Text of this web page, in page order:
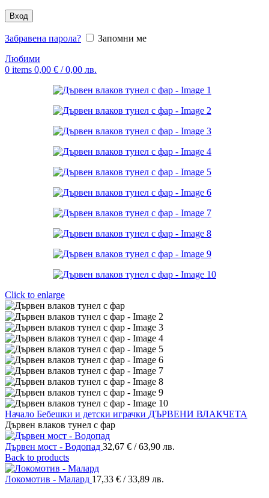
Вход
Забравена парола?
Запомни ме
Любими
0 items 0,00 € / 0,00 лв.
Click to enlarge
Начало Бебешки и детски играчки ДЪРВЕНИ ВЛАКЧЕТА
Дървен влаков тунел с фар
Дървен мост - Водопад 32,67 € / 63,90 лв.
Back to products
Локомотив - Малард 17,33 € / 33,89 лв.